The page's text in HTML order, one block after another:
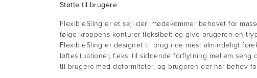
Støtte til brugere
FlexibleSling er et sejl der imødekommer behovet for
følge kroppens konturer fleksibelt og give brugeren en
FlexibleSling er designet til brug i de mest almindeligt
løftesituationer, f.eks. til siddende forflytning mellem seng
til brugere med deformiteter, og brugeren der har behov